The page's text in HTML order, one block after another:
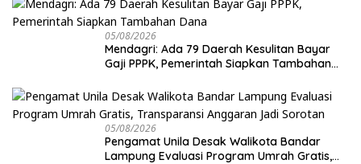
05/08/2026
Mendagri: Ada 79 Daerah Kesulitan Bayar
Gaji PPPK, Pemerintah Siapkan Tambahan
05/08/2026
Pengamat Unila Desak Walikota Bandar
Lampung Evaluasi Program Umrah Gratis,